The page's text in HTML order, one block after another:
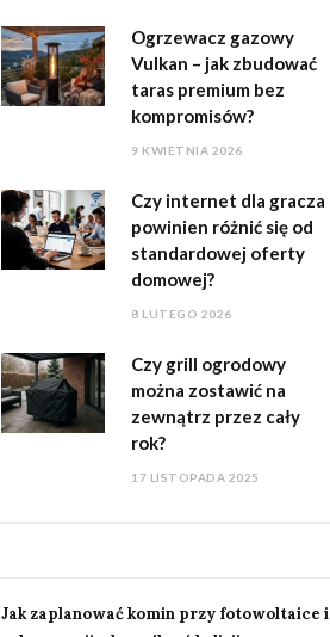
Ogrzewacz gazowy
Vulkan – jak zbudować
taras premium bez
kompromisów?
9 KWIETNIA 2026
Czy internet dla gracza
powinien różnić się od
standardowej oferty
domowej?
8 LUTEGO 2026
Czy grill ogrodowy
można zostawić na
zewnątrz przez cały
rok?
17 LISTOPADA 2025
Jak zaplanować komin przy fotowoltaice i